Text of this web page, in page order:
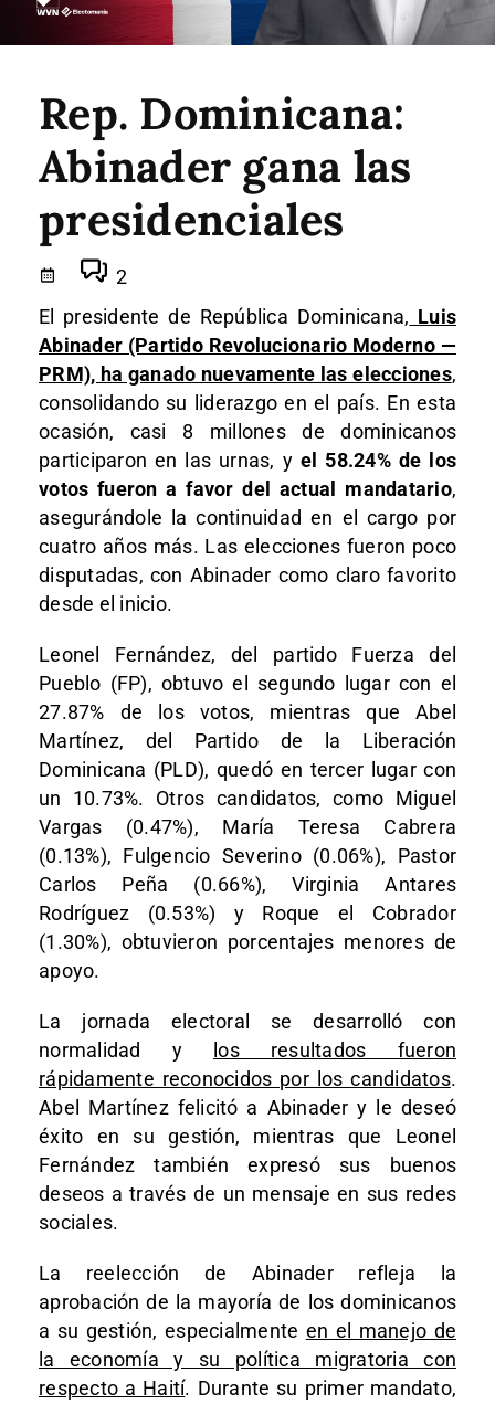
Rep. Dominicana:
Abinader gana las
presidenciales
2
El presidente de República Dominicana, Luis
Abinader (Partido Revolucionario Moderno —
PRM), ha ganado nuevamente las elecciones,
consolidando su liderazgo en el país. En esta
ocasión, casi 8 millones de dominicanos
participaron en las urnas, y el 58.24% de los
votos fueron a favor del actual mandatario,
asegurándole la continuidad en el cargo por
cuatro años más. Las elecciones fueron poco
disputadas, con Abinader como claro favorito
desde el inicio.
Leonel Fernández, del partido Fuerza del
Pueblo (FP), obtuvo el segundo lugar con el
27.87% de los votos, mientras que Abel
Martínez, del Partido de la Liberación
Dominicana (PLD), quedó en tercer lugar con
un 10.73%. Otros candidatos, como Miguel
Vargas (0.47%), María Teresa Cabrera
(0.13%), Fulgencio Severino (0.06%), Pastor
Carlos Peña (0.66%), Virginia Antares
Rodríguez (0.53%) y Roque el Cobrador
(1.30%), obtuvieron porcentajes menores de
apoyo.
La jornada electoral se desarrolló con
normalidad y
los resultados fueron
rápidamente reconocidos por los candidatos.
Abel Martínez felicitó a Abinader y le deseó
éxito en su gestión, mientras que Leonel
Fernández también expresó sus buenos
deseos a través de un mensaje en sus redes
sociales.
La reelección de Abinader refleja la
aprobación de la mayoría de los dominicanos
a su gestión, especialmente en el manejo de
la economía y su política migratoria con
respecto a Haití. Durante su primer mandato,